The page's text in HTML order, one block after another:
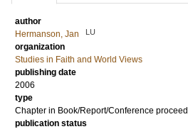
author
Hermanson, Jan
LU
organization
Studies in Faith and World Views
publishing date
2006
type
Chapter in Book/Report/Conference
publication status